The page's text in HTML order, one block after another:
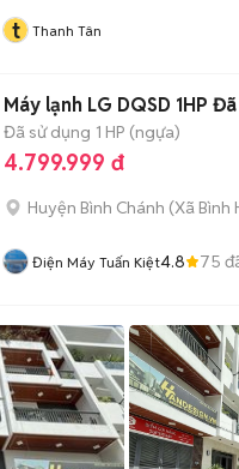
t Thanh Tân
Máy lạnh LG DQSD 1HP
Đã sử dụng 1 HP (ngựa)
4.799.999 đ
Huyện Bình Chánh (Xã Bình
Điện Máy Tuấn Kiệt4.8 75